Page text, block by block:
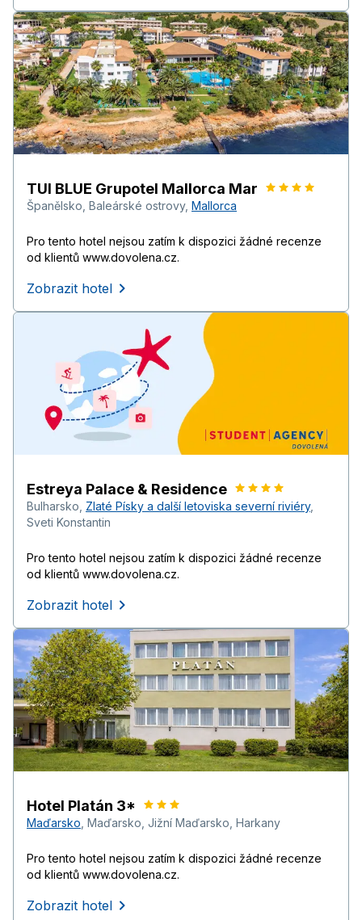
TUI BLUE Grupotel Mallorca Mar
Španělsko Baleárské ostrovy, Mallorca
Pro tento hotel nejsou zatím k dispozici žádné recenze
od klientů www.dovolena.cz.
Zobrazit hotel
Estreya Palace & Residence
Bulharsko Zlaté Písky a další letoviska severní riviéry,
Sveti Konstantin
Pro tento hotel nejsou zatím k dispozici žádné recenze
od klientů www.dovolena.cz.
Zobrazit hotel
Hotel Platán 3*
Maďarsko Maďarsko Jižní Maďarsko Harkany
Pro tento hotel nejsou zatím k dispozici žádné recenze
od klientů www.dovolena.cz.
Zobrazit hotel